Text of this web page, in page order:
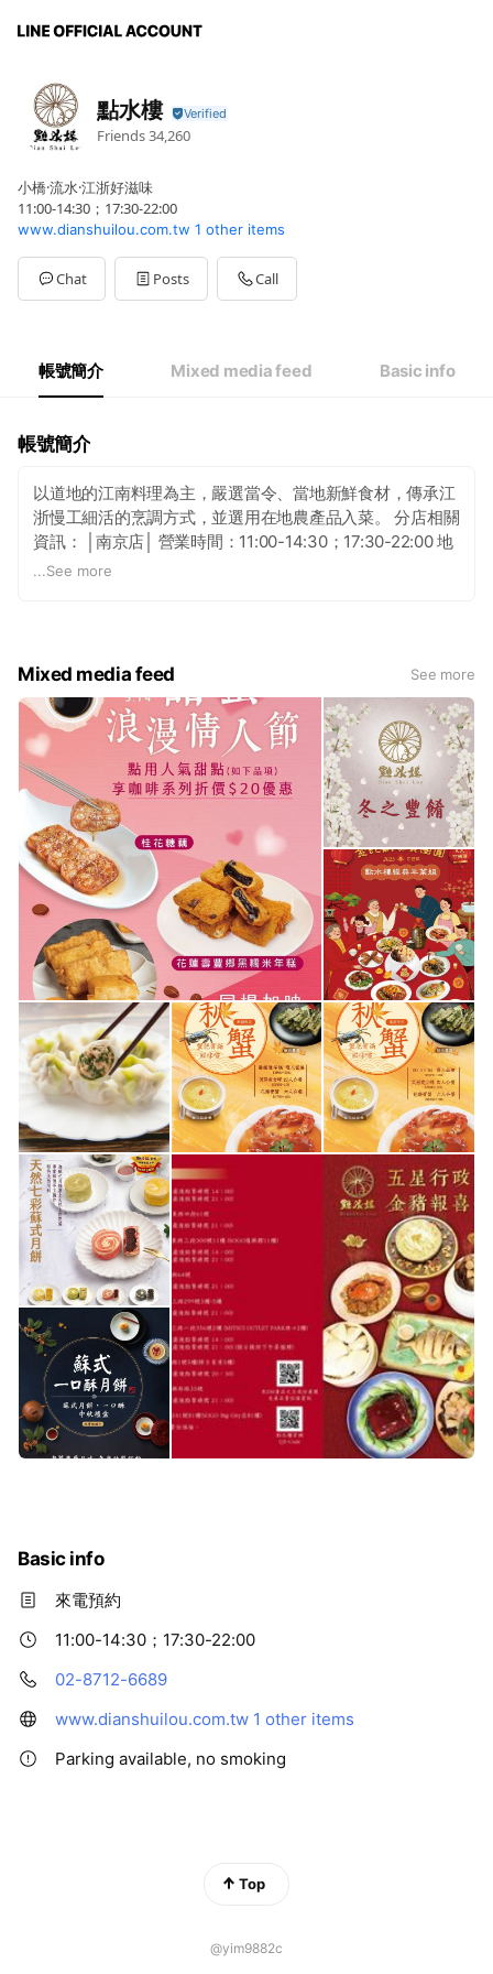
點水樓
Friends34,260
小橋·流水·江浙好滋味
11:00-14:30；17:30-22:00
www.dianshuilou.com.tw 1 other items
Chat Posts Call
帳號簡介 Mixed media feed Basic info
帳號簡介
以道地的江南料理為主，嚴選當令、當地新鮮食材，傳承江
浙慢工細活的烹調方式，並選用在地農產品入菜。 分店相關
資訊： │南京店│ 營業時間：11:00-14:30；17:30-22:00 地
址：台北市松山區南京東路四段61號 電話：02-8712-6689
間：11:00-14:30；17:30-22:00 地址：台北市中正區懷寧街
64號 電話：02-2312-3100 (鄰近二二八公園) │大直店│ 營
業時間：11:00-14:30；17:30-22:00 地址：台北市中山區樂
群三路299號3-5樓 電話：02-8509-8080 (捷運劍南站3號
出口步行5分鐘) │林口店│ 營業時間：11:00-22:00 地址：新
北市林口區文化三路一段356號2樓 (MITSUI OUTLET
PARK林口2樓) 電話：02-2608-6969 │南崁店│ 營業時間：
11:00-14:30；17:30-22:00 地址：桃園市蘆竹區中正路1號5
樓 (特力家居5樓) 電話：03-222-7979 │桃園店│ 營業時
間：11:00-21:00 地址：桃園市龜山工業區興邦路35號 電
話：03-361-0202 (南僑觀光工廠內) │新竹店│ 營業時間：
11:00-22:00 地址：新竹市東區中央路241號B1F (Sogo
BigCity B1) 電話：03-533-0808
...See more
Mixed media feed See more
Basic info
來電預約
11:00-14:30；17:30-22:00
02-8712-6689
www.dianshuilou.com.tw 1 other items
Parking available, no smoking
Top
@yim9882c